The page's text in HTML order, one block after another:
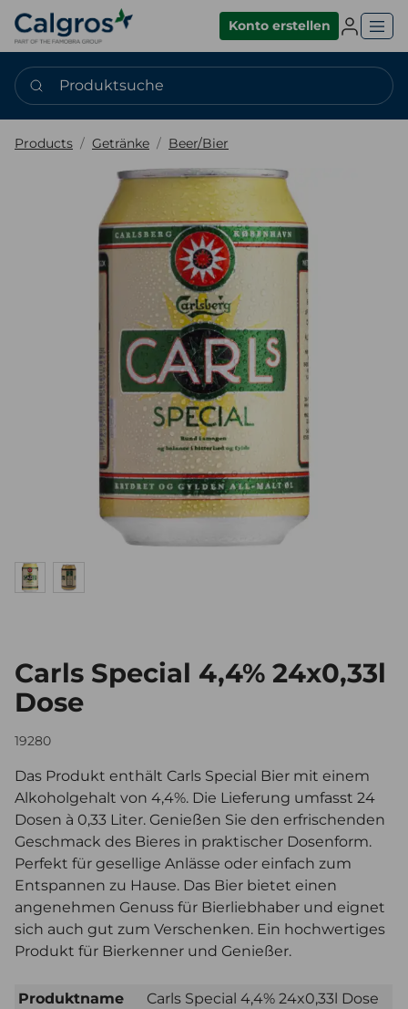
Konto erstellen
Produktsuche
Products Getränke Beer/Bier
Carls Special 4,4% 24x0,33l
Dose
19280
Das Produkt enthält Carls Special Bier mit einem
Alkoholgehalt von 4,4%. Die Lieferung umfasst 24
Dosen à 0,33 Liter. Genießen Sie den erfrischenden
Geschmack des Bieres in praktischer Dosenform.
Perfekt für gesellige Anlässe oder einfach zum
Entspannen zu Hause. Das Bier bietet einen
angenehmen Genuss für Bierliebhaber und eignet
sich auch gut zum Verschenken. Ein hochwertiges
Produkt für Bierkenner und Genießer.
Produktname
Carls Special 4,4% 24x0,33l Dose